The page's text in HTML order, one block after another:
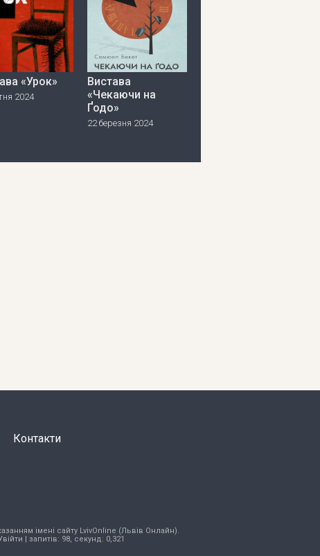
«Урок»
2024
Вистава
«Чекаючи на
Ґодо»
22 березня 2024
Контакти
імені сайту LvivOnline (Львів Онлайн).
| запитів: 98, секунд: 0,321